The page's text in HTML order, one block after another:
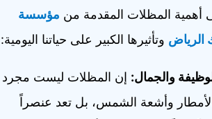
أهمية المظلات المقدمة من مؤسسة
الرياض وتأثيرها الكبير على حياتنا اليومية:
والجمال: إن المظلات ليست مجرد
وأشعة الشمس، بل تعد عنصراً